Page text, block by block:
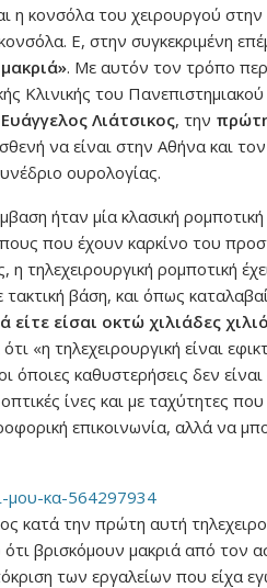
κονσόλα του χειρουργού
Ε, στην συγκεκριμένη
. Με αυτόν τον τρόπο
Κλινικής του
Ευάγγελος Λιάτσικος, την
να είναι στην Αθήνα και
ουρολογίας.
ήταν μία κλασική
που έχουν καρκίνο του
η τηλεχειρουργική ρομποτική
βάση, και όπως
είτε είσαι οκτώ χιλιάδες
ότι «η τηλεχειρουργική είναι
καθυστερήσεις δεν
ίνες και με ταχύτητες
επικοινωνία, αλλά να
κατά την πρώτη αυτή
βρισκόμουν μακριά από τον
των εργαλείων που είχα